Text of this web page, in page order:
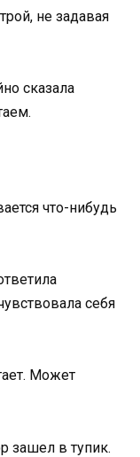
не задавая
сказала
что-нибудь
себя
Может
зашел в тупик.